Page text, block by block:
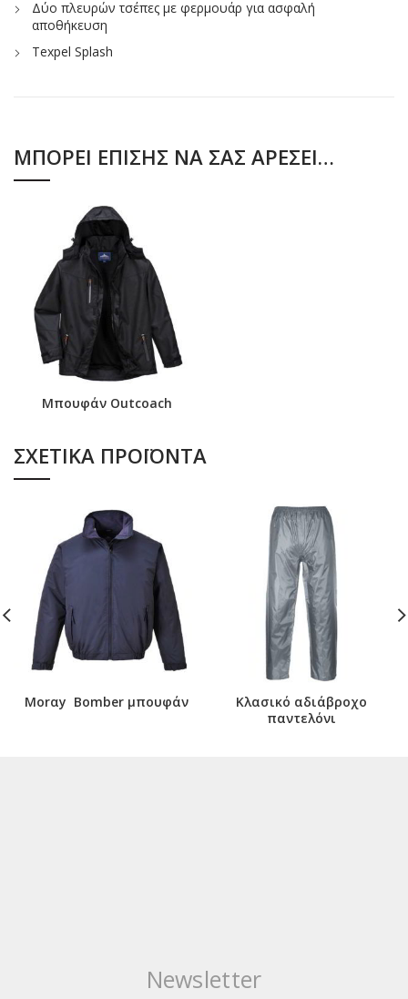
Δύο πλευρών τσέπες με φερμουάρ για ασφαλή
αποθήκευση
Texpel Splash
ΜΠΟΡΕΊ ΕΠΊΣΗΣ ΝΑ ΣΑΣ ΑΡΈΣΕΙ…
Μπουφάν Outcoach
ΣΧΕΤΙΚΆ ΠΡΟΪΌΝΤΑ
Morαy Bomber μπουφάν
Κλασικό αδιάβροχο
παντελόνι
Newsletter